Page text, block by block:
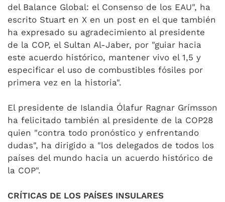
del Balance Global: el Consenso de los EAU", ha
escrito Stuart en X en un post en el que también
ha expresado su agradecimiento al presidente
de la COP, el Sultan Al-Jaber, por "guiar hacia
este acuerdo histórico, mantener vivo el 1,5 y
especificar el uso de combustibles fósiles por
primera vez en la historia".
El presidente de Islandia Ólafur Ragnar Grímsson
ha felicitado también al presidente de la COP28
quien "contra todo pronóstico y enfrentando
dudas", ha dirigido a "los delegados de todos los
países del mundo hacia un acuerdo histórico de
la COP".
CRÍTICAS DE LOS PAÍSES INSULARES